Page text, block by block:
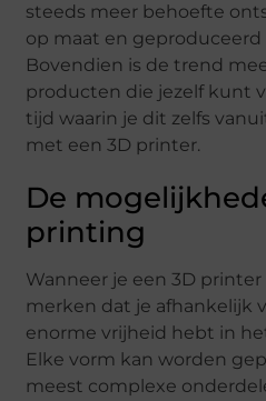
steeds meer behoefte
op maat en geproduceerd
Bovendien is de trend
producten die jezelf kunt
tijd waarin je dit zelfs
met een 3D printer.
De
printing
Wanneer je een 3D
merken dat je afhankelijk
enorme vrijheid hebt in
Elke vorm kan worden
meest complexe